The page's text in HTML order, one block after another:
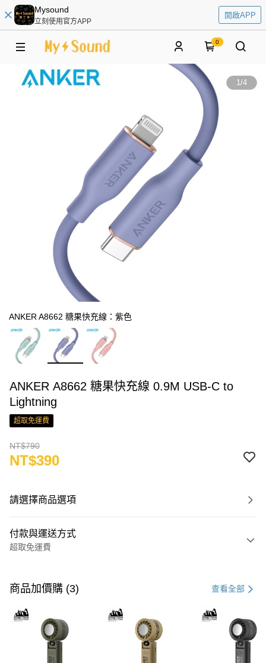
Mysound
立刻使用官方APP
開啟APP
0
1/4
ANKER A8662 糖果快充線：紫色
ANKER A8662 糖果快充線 0.9M USB-C to
Lightning
超取免運費
NT$790
NT$390
請選擇商品選項
付款與運送方式
超取免運費
信用卡一次付款
LINE Pay
Apple Pay
商品加價購 (3) 查看全部